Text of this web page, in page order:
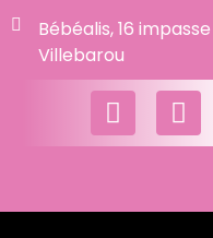
Bébéalis, 16
Villebarou